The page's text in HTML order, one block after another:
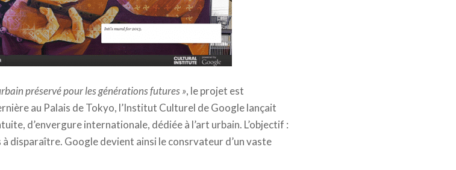
préservé pour les générations futures », le projet est
au Palais de Tokyo, l’Institut Culturel de Google lançait
d’envergure internationale, dédiée à l’art urbain. L’objectif :
disparaître. Google devient ainsi le consrvateur d’un vaste